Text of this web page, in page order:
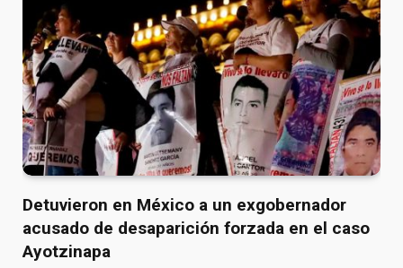
Detuvieron en México a un exgobernador
acusado de desaparición forzada en el caso
Ayotzinapa